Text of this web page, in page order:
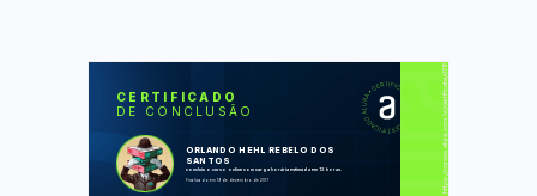
CERTIFICADO
DE CONCLUSÃO
ORLANDO HEHL REBELO DOS
SANTOS
concluiu o curso online com carga horária estimada em 12 horas.
Finalizado em 19 de dezembro de 2017 https://cursos.alura.com.br/certificate/d780d569-d037-47ca-b388-495e1007ef57
LAS
Introdução ao Cloud Computing
Montando nosso primeiro ambiente no
Escalando o banco de dados com